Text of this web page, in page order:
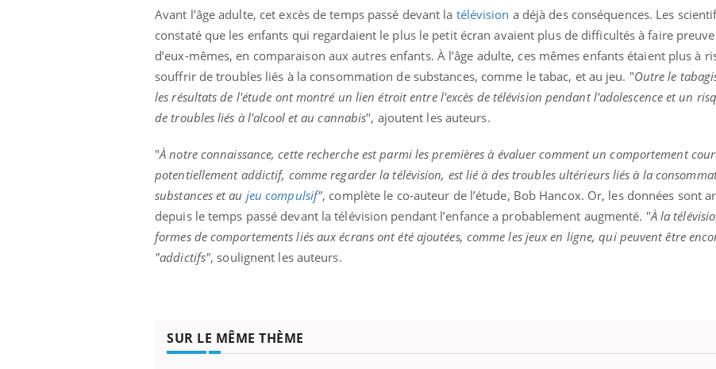
Avant l’âge adulte, cet excès de temps passé devant la télévision a déjà des conséquences. Les
constaté que les enfants qui regardaient le plus le petit écran avaient plus de difficultés à faire
d’eux-mêmes, en comparaison aux autres enfants. À l’âge adulte, ces mêmes enfants étaient plus à
souffrir de troubles liés à la consommation de substances, comme le tabac, et au jeu. "Outre le
les résultats de l'étude ont montré un lien étroit entre l'excès de télévision pendant l'adolescence et un
de troubles liés à l'alcool et au cannabis", ajoutent les auteurs.
"À notre connaissance, cette recherche est parmi les premières à évaluer comment un comportement
potentiellement addictif, comme regarder la télévision, est lié à des troubles ultérieurs liés à la
substances et au jeu compulsif", complète le co-auteur de l’étude, Bob Hancox. Or, les données sont
depuis le temps passé devant la télévision pendant l’enfance a probablement augmenté. "À la
formes de comportements liés aux écrans ont été ajoutées, comme les jeux en ligne, qui peuvent être
"addictifs", soulignent les auteurs.
SUR LE MÊME THÈME